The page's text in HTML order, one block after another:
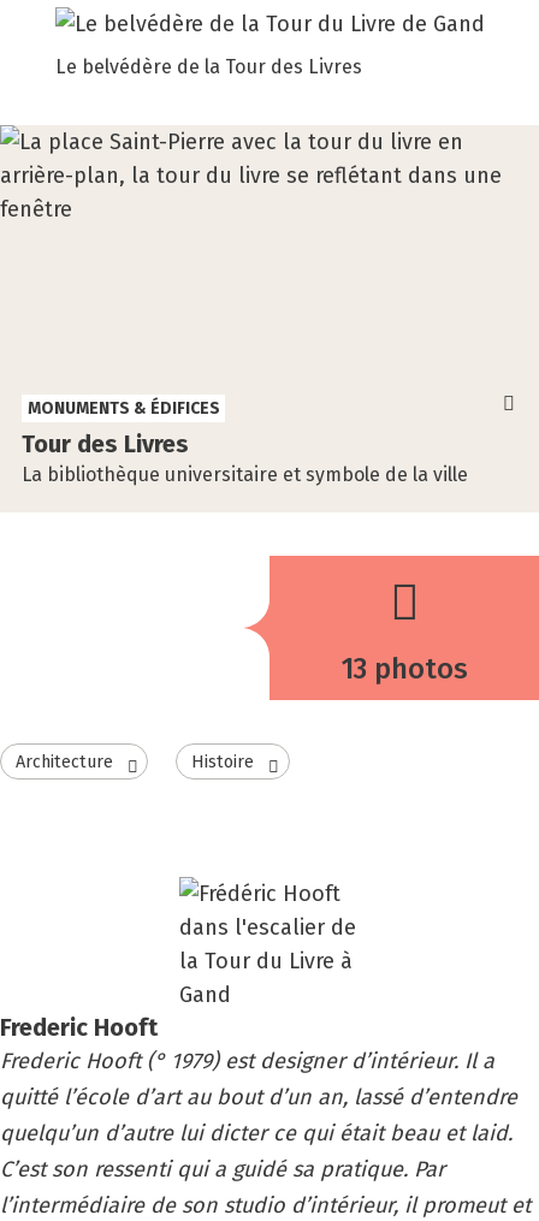
Le belvédère de la Tour des Livres
Tour des Livres
La bibliothèque universitaire et symbole de la ville
MONUMENTS & ÉDIFICES
13 photos
Architecture Histoire
Fre­de­ric Hooft
Frederic Hooft (° 1979) est designer d’intérieur. Il a
quitté l’école d’art au bout d’un an, lassé d’entendre
quelqu’un d’autre lui dicter ce qui était beau et laid.
C’est son ressenti qui a guidé sa pratique. Par
l’intermédiaire de son studio d’intérieur, il promeut et